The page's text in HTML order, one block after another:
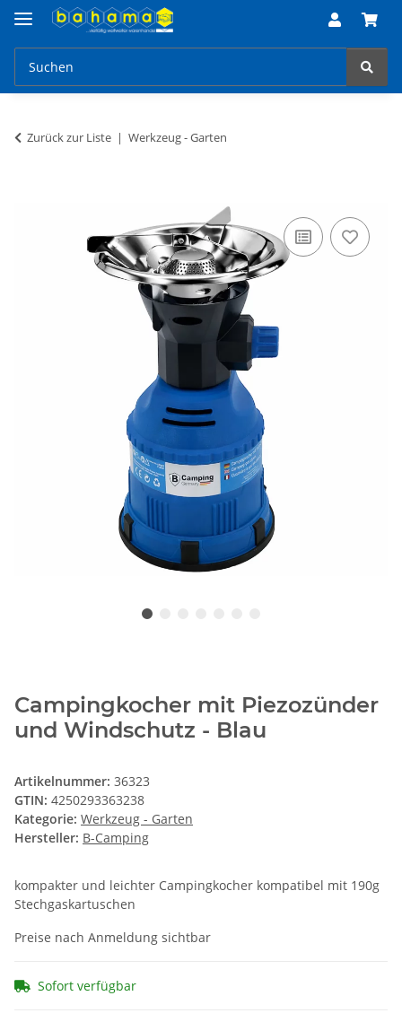
Zurück zur Liste Werkzeug - Garten
Campingkocher mit Piezozünder
und Windschutz - Blau
Artikelnummer: 36323
GTIN: 4250293363238
Kategorie: Werkzeug - Garten
Hersteller: B-Camping
kompakter und leichter Campingkocher kompatibel mit 190g
Stechgaskartuschen
Preise nach Anmeldung sichtbar
Sofort verfügbar